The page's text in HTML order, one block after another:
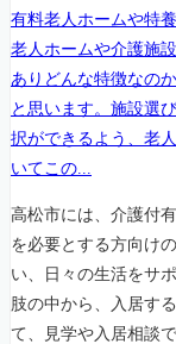
有料老人ホームや特
老人ホームや介護施
ありどんな特徴なの
と思います。施設選
択ができるよう、老
いてこの...
高松市には、介護付
を必要とする方向け
い、日々の生活をサ
肢の中から、入居す
て、見学や入居相談